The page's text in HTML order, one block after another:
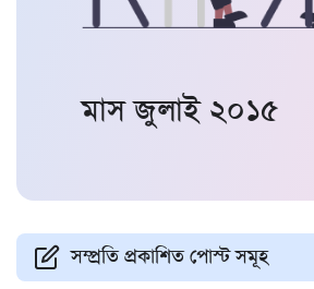
মাসজুলাই ২০১৫
সম্প্রতি প্রকাশিত পোস্ট সমূহ